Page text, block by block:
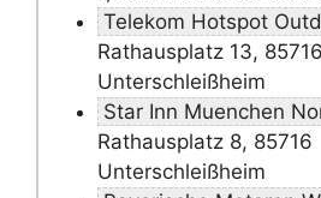
Telekom Hotspot
Rathausplatz 13, 85716
Unterschleißheim
Star Inn Muenchen
Rathausplatz 8, 85716
Unterschleißheim